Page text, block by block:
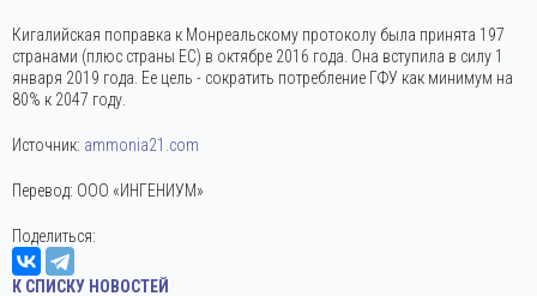
Кигалийская поправка к Монреальскому протоколу была принята 197
странами (плюс страны ЕС) в октябре 2016 года. Она вступила в силу 1
января 2019 года. Ее цель - сократить потребление ГФУ как минимум на
80% к 2047 году.
Источник: ammonia21.com
Перевод: ООО «ИНГЕНИУМ»
Поделиться:
К СПИСКУ НОВОСТЕЙ